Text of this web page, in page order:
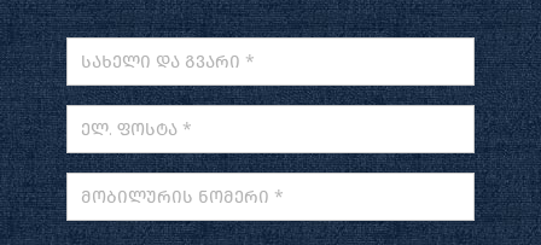
სახელი და გვარი *
ელ. ფოსტა *
მობილურის ნომერი *